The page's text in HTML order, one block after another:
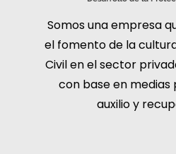
Somos una empresa
el fomento de la
Civil en el sector
con base en medias
auxilio y